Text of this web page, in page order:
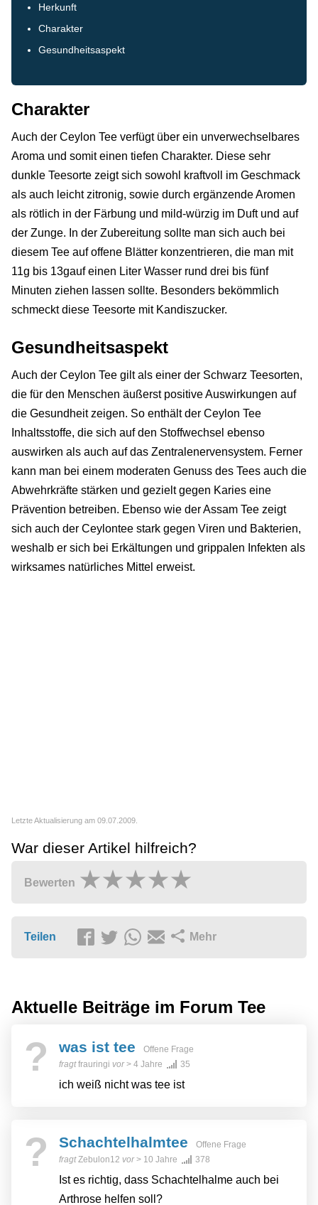
Herkunft
Charakter
Gesundheitsaspekt
Charakter
Auch der Ceylon Tee verfügt über ein unverwechselbares
Aroma und somit einen tiefen Charakter. Diese sehr
dunkle Teesorte zeigt sich sowohl kraftvoll im Geschmack
als auch leicht zitronig, sowie durch ergänzende Aromen
als rötlich in der Färbung und mild-würzig im Duft und auf
der Zunge. In der Zubereitung sollte man sich auch bei
diesem Tee auf offene Blätter konzentrieren, die man mit
11g bis 13gauf einen Liter Wasser rund drei bis fünf
Minuten ziehen lassen sollte. Besonders bekömmlich
schmeckt diese Teesorte mit Kandiszucker.
Gesundheitsaspekt
Auch der Ceylon Tee gilt als einer der Schwarz Teesorten,
die für den Menschen äußerst positive Auswirkungen auf
die Gesundheit zeigen. So enthält der Ceylon Tee
Inhaltsstoffe, die sich auf den Stoffwechsel ebenso
auswirken als auch auf das Zentralenervensystem. Ferner
kann man bei einem moderaten Genuss des Tees auch die
Abwehrkräfte stärken und gezielt gegen Karies eine
Prävention betreiben. Ebenso wie der Assam Tee zeigt
sich auch der Ceylontee stark gegen Viren und Bakterien,
weshalb er sich bei Erkältungen und grippalen Infekten als
wirksames natürliches Mittel erweist.
Letzte Aktualisierung am 09.07.2009.
War dieser Artikel hilfreich?
Bewerten
Teilen Mehr
Aktuelle Beiträge im Forum Tee
? was ist tee
Offene Frage
fragtfrauringi vor> 4 Jahre 35
ich weiß nicht was tee ist
? Schachtelhalmtee
Offene Frage
fragtZebulon12 vor> 10 Jahre 378
Ist es richtig, dass Schachtelhalme auch bei
Arthrose helfen soll?